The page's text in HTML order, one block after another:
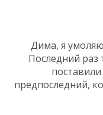
Дима, я умоляю
Последний раз
предпоследний,